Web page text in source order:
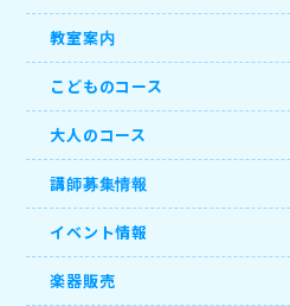
教室案内
こどものコース
大人のコース
講師募集情報
イベント情報
楽器販売